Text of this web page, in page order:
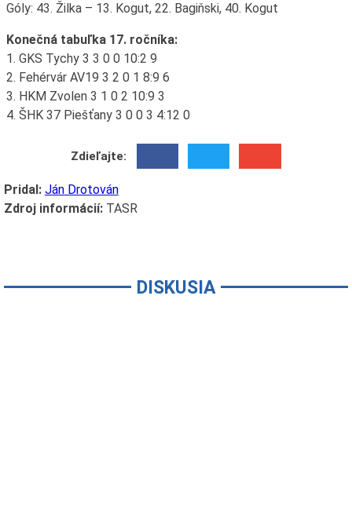
Góly: 43. Žilka – 13. Kogut, 22. Bagiňski, 40. Kogut
Konečná tabuľka 17. ročníka:
1. GKS Tychy 3 3 0 0 10:2 9
2. Fehérvár AV19 3 2 0 1 8:9 6
3. HKM Zvolen 3 1 0 2 10:9 3
4. ŠHK 37 Piešťany 3 0 0 3 4:12 0
Zdieľajte:
Pridal: Ján Drotován
Zdroj informácií:TASR
DISKUSIA